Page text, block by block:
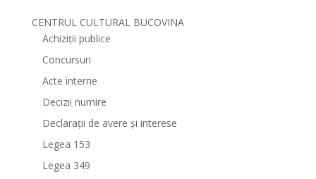
CENTRUL CULTURAL BUCOVINA
Achiziții publice
Concursuri
Acte interne
Decizii numire
Declarații de avere și interese
Legea 153
Legea 349